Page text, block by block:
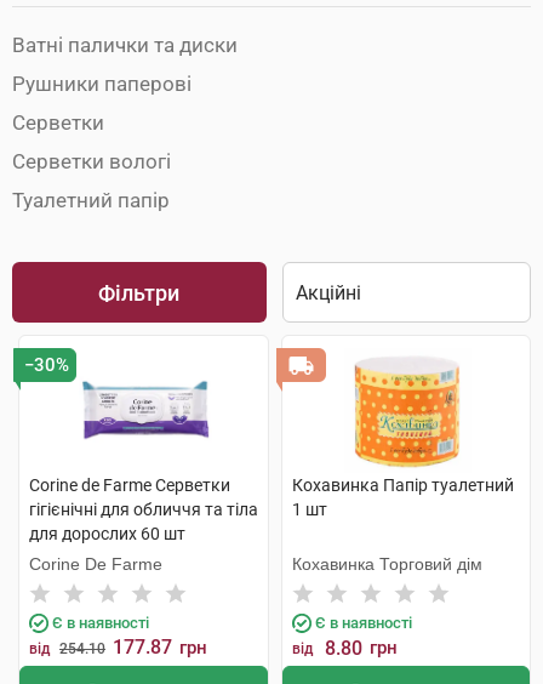
Ватні палички та диски
Рушники паперові
Серветки
Серветки вологі
Туалетний папір
Фільтри
−30%
Corine de Farme Серветки
гігієнічні для обличчя та тіла
для дорослих 60 шт
Corine De Farme
Є в наявності
від 254.10 177.87 грн
Кохавинка Папір туалетний
1 шт
Кохавинка Торговий дім
Є в наявності
від 8.80 грн